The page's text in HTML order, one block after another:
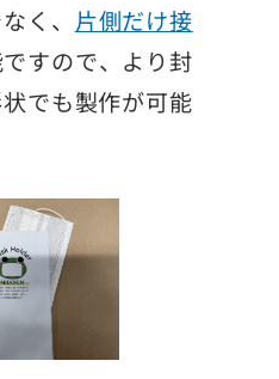
く、 片側だけ接
すので、より封
でも製作が可能